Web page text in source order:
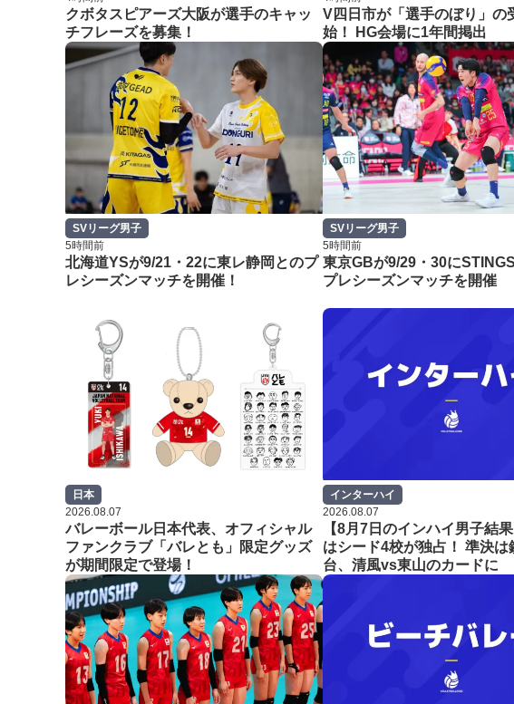
クボタスピアーズ大阪が選手のキャッ
チフレーズを募集！
V四日市が「選手のぼり」の
始！ HG会場に1年間掲出
SVリーグ男子
5時間前
北海道YSが9/21・22に東レ静岡とのプ
レシーズンマッチを開催！
SVリーグ男子
5時間前
東京GBが9/29・30に
プレシーズンマッチを開催
日本
2026.08.07
バレーボール日本代表、オフィシャル
ファンクラブ「バレとも」限定グッズ
が期間限定で登場！
インターハイ
2026.08.07
【8月7日のインハイ男子結
はシード4校が独占！ 準決は
台、清風vs東山のカードに